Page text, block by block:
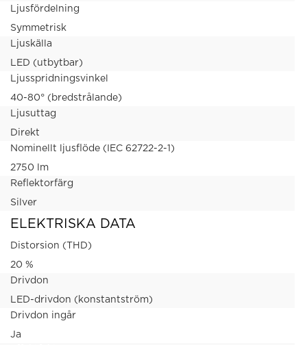
Ljusfördelning
Symmetrisk
Ljuskälla
LED (utbytbar)
Ljusspridningsvinkel
40-80° (bredstrålande)
Ljusuttag
Direkt
Nominellt ljusflöde (IEC 62722-2-1)
2750 lm
Reflektorfärg
Silver
ELEKTRISKA DATA
Distorsion (THD)
20 %
Drivdon
LED-drivdon (konstantström)
Drivdon ingår
Ja